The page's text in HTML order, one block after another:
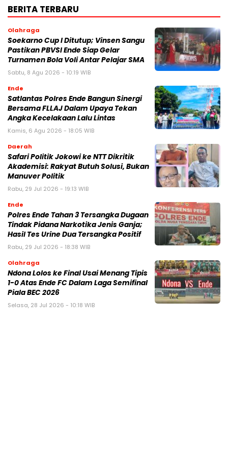
BERITA TERBARU
Olahraga
Soekarno Cup I Ditutup; Vinsen Sangu
Pastikan PBVSI Ende Siap Gelar
Turnamen Bola Voli Antar Pelajar SMA
Sabtu, 8 Agu 2026 - 10:19 WIB
Ende
Satlantas Polres Ende Bangun Sinergi
Bersama FLLAJ Dalam Upaya Tekan
Angka Kecelakaan Lalu Lintas
Kamis, 6 Agu 2026 - 18:05 WIB
Daerah
Safari Politik Jokowi ke NTT Dikritik
Akademisi: Rakyat Butuh Solusi, Bukan
Manuver Politik
Rabu, 29 Jul 2026 - 19:13 WIB
Ende
Polres Ende Tahan 3 Tersangka Dugaan
Tindak Pidana Narkotika Jenis Ganja;
Hasil Tes Urine Dua Tersangka Positif
Rabu, 29 Jul 2026 - 18:38 WIB
Olahraga
Ndona Lolos ke Final Usai Menang Tipis
1-0 Atas Ende FC Dalam Laga Semifinal
Piala BEC 2026
Selasa, 28 Jul 2026 - 10:18 WIB